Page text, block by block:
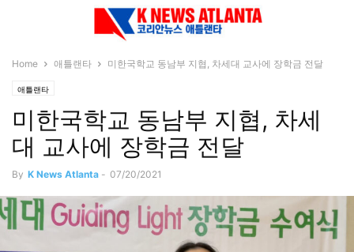
Home 애틀랜타 미한국학교 동남부 지협, 차세대 교사에 장학금 전달
애틀랜타
미한국학교 동남부 지협, 차세
대 교사에 장학금 전달
By K News Atlanta - 07/20/2021